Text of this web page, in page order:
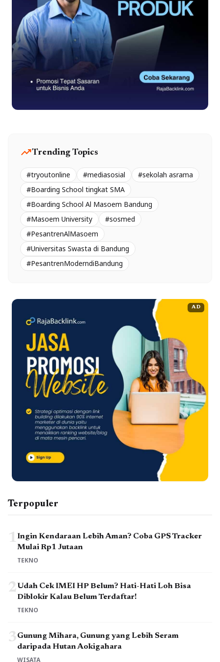
trending_upTrending Topics
#tryoutonline #mediasosial
#sekolah asrama
#Boarding School tingkat SMA
#Boarding School Al Masoem Bandung
#Masoem University
#sosmed
#PesantrenAlMasoem
#Universitas Swasta di Bandung
#PesantrenModerndiBandung
AD
Terpopuler
1Ingin Kendaraan Lebih Aman? Coba GPS Tracker
Mulai Rp1 Jutaan
TEKNO
2Udah Cek IMEI HP Belum? Hati-Hati Loh Bisa
Diblokir Kalau Belum Terdaftar!
TEKNO
3Gunung Mihara, Gunung yang Lebih Seram
daripada Hutan Aokigahara
WISATA